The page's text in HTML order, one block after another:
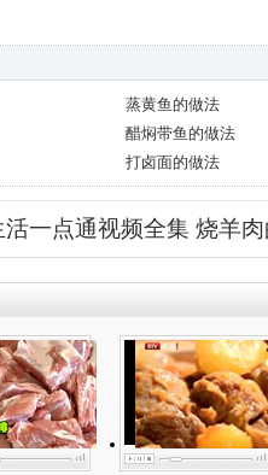
蒸黄鱼的做法
醋焖带鱼的做法
打卤面的做法
活一点通视频全集 烧羊